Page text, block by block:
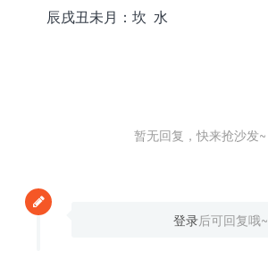
辰戌丑未月：坎 水
暂无回复，快来抢沙发~
登录后可回复哦~